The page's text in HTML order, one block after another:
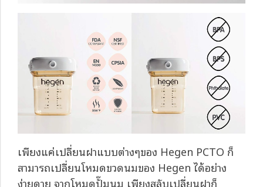
เพียงแค่เปลี่ยนฝาแบบต่างๆของ Hegen PCTO ก็
สามารถเปลี่ยนโหมดขวดนมของ Hegen ได้อย่าง
ง่ายดาย จากโหมดปั๊มนม เพียงสลับเปลี่ยนฝาก็